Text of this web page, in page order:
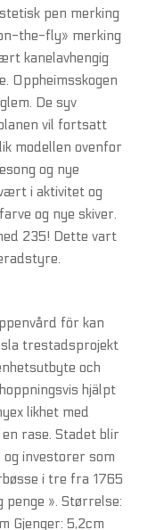
pen merking
the-fly» merking
kanelavhengig
Oppheimsskogen
De syv
vil fortsatt
modellen ovenfor
og nye
i aktivitet og
og nye skiver.
235! Dette vart
för kan
trestadsprojekt
och
hjälpt
likhet med
rase. Stadet blir
investorer som
i tre fra 1765
». Størrelse:
Gjenger: 5,2cm